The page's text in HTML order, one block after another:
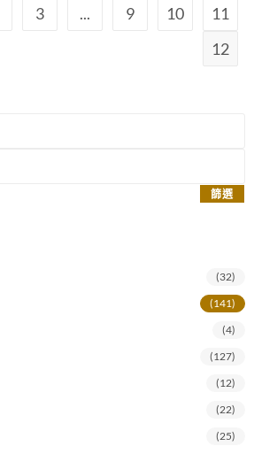
篩選
(32)
(141)
(4)
(127)
(12)
(22)
(25)
3 ... 9 10
11
12